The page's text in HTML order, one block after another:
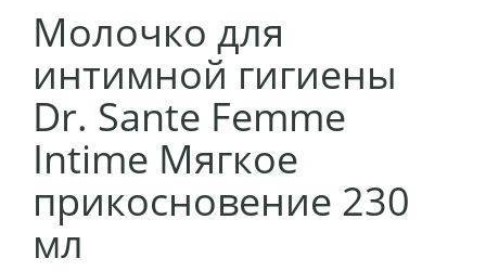
Молочко для
интимной гигиены
Dr. Sante Femme
Intime Мягкое
прикосновение 230
мл